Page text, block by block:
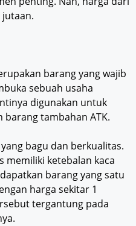
barang yang wajib
sebuah usaha
digunakan untuk
barang tambahan ATK.
bagu dan berkualitas.
memiliki ketebalan kaca
barang yang satu
harga sekitar 1
tergantung pada